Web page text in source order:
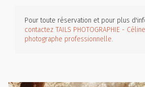
Pour toute réservation et pour plus
contactez TAILS PHOTOGRAPHIE -
photographe professionnelle.